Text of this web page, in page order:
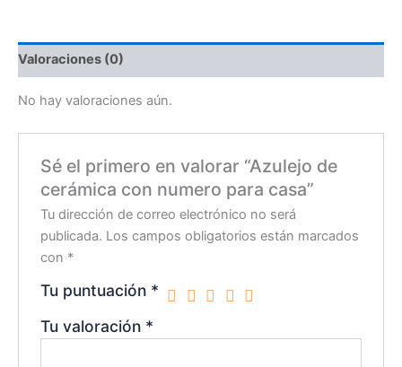
Valoraciones (0)
No hay valoraciones aún.
Sé el primero en valorar “Azulejo de
cerámica con numero para casa”
Tu dirección de correo electrónico no será
publicada. Los campos obligatorios están marcados
con *
Tu puntuación *
Tu valoración *